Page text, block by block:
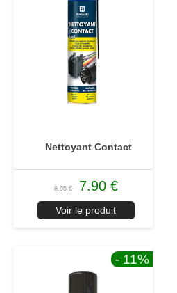
Nettoyant Contact
8.95 € 7.90 €
Voir le produit
- 11%